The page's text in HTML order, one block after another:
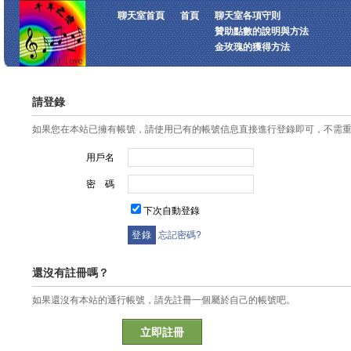
聊天室首頁 首頁
聊天室各項守則
贊助點數的說明與方法
金玫瑰的獲得方法
請登錄
如果您在本站已擁有帳號，請使用已有的帳號信息直接進行登錄即可，不需
用戶名
密 碼
下次自動登錄
忘記密碼?
還沒有註冊嗎？
如果還沒有本站的通行帳號，請先註冊一個屬於自己的帳號吧。
立即註冊